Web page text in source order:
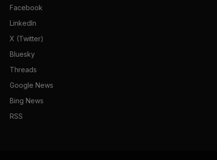
Facebook
LinkedIn
X (Twitter)
Bluesky
Threads
Google News
Bing News
RSS